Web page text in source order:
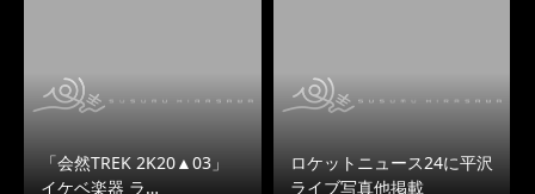
「会然TREK 2K20▲03」
イケベ楽器 ラ…
ロケットニュース24に平沢
ライブ写真他掲載